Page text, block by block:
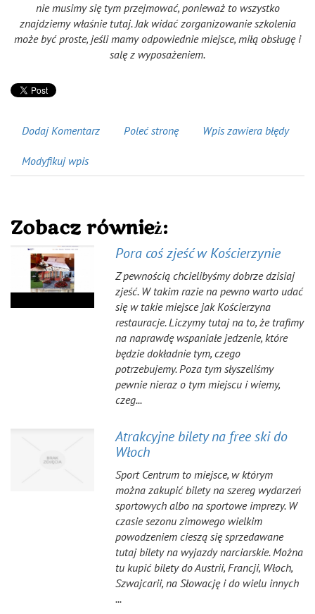
nie musimy się tym przejmować, ponieważ to wszystko
znajdziemy właśnie tutaj. Jak widać zorganizowanie szkolenia
może być proste, jeśli mamy odpowiednie miejsce, miłą obsługę i
salę z wyposażeniem.
Dodaj Komentarz Poleć stronę Wpis zawiera błędy
Modyfikuj wpis
Zobacz również:
Pora coś zjeść w Kościerzynie
Z pewnością chcielibyśmy dobrze dzisiaj
zjeść. W takim razie na pewno warto udać
się w takie miejsce jak Kościerzyna
restauracje. Liczymy tutaj na to, że trafimy
na naprawdę wspaniałe jedzenie, które
będzie dokładnie tym, czego
potrzebujemy. Poza tym słyszeliśmy
pewnie nieraz o tym miejscu i wiemy,
czeg...
Atrakcyjne bilety na free ski do
Włoch
Sport Centrum to miejsce, w którym
można zakupić bilety na szereg wydarzeń
sportowych albo na sportowe imprezy. W
czasie sezonu zimowego wielkim
powodzeniem cieszą się sprzedawane
tutaj bilety na wyjazdy narciarskie. Można
tu kupić bilety do Austrii, Francji, Włoch,
Szwajcarii, na Słowację i do wielu innych
...